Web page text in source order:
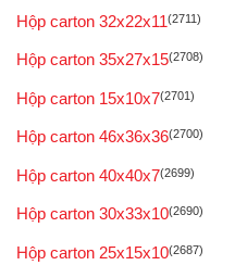
Hộp carton 32x22x11(2711)
Hộp carton 35x27x15(2708)
Hộp carton 15x10x7(2701)
Hộp carton 46x36x36(2700)
Hộp carton 40x40x7(2699)
Hộp carton 30x33x10(2690)
Hộp carton 25x15x10(2687)